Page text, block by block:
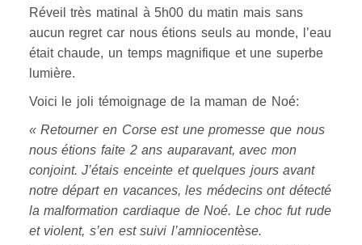
Réveil très matinal à 5h00 du matin mais sans
aucun regret car nous étions seuls au monde, l’eau
était chaude, un temps magnifique et une superbe
lumière.
Voici le joli témoignage de la maman de Noé:
« Retourner en Corse est une promesse que nous
nous étions faite 2 ans auparavant, avec mon
conjoint. J’étais enceinte et quelques jours avant
notre départ en vacances, les médecins ont détecté
la malformation cardiaque de Noé. Le choc fut rude
et violent, s’en est suivi l’amniocentèse.